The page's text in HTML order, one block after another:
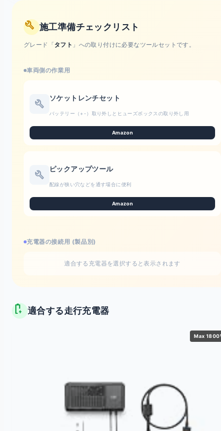
build 施工準備チェックリスト
グレード「タフト 」への取り付けに必要なツールセットです。
車両側の作業用
build ソケットレンチセット
バッテリー（+-）取り外しとヒューズボックスの取り外し用
Amazon
build ピックアップツール
配線が狭い穴などを通す場合に便利
Amazon
充電器の接続用 (製品別)
適合する充電器を選択すると表示されます
battery_charging_full 適合する走行充電器
Max